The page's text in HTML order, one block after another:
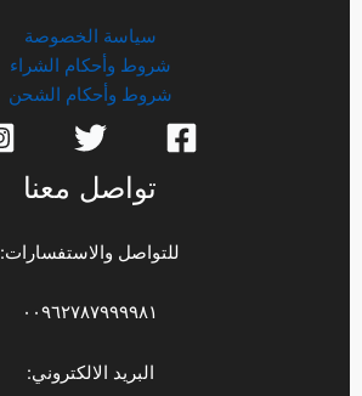
سياسة الخصوصة
شروط وأحكام الشراء
شروط وأحكام الشحن
تواصل معنا
للتواصل والاستفسارات:
٠٠٩٦٢٧٨٧٩٩٩٩٨١
البريد الالكتروني: